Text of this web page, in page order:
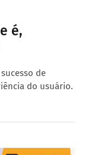
é,
de
do usuário.